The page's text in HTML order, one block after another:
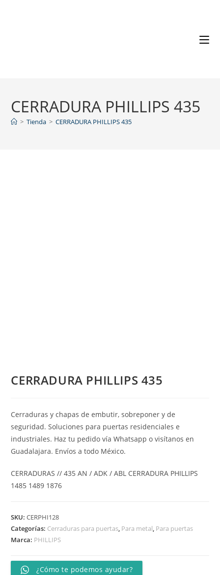
CERRADURA PHILLIPS 435
> Tienda > CERRADURA PHILLIPS 435
CERRADURA PHILLIPS 435
Cerraduras y chapas de embutir, sobreponer y de
seguridad. Soluciones para puertas residenciales e
industriales. Haz tu pedido vía Whatsapp o visítanos en
Guadalajara. Envíos a todo México.
CERRADURAS // 435 AN / ADK / ABL CERRADURA PHILLIPS
1485 1489 1876
SKU:CERPHI128
Categorías: Cerraduras para puertas, Para metal, Para puertas
Marca: PHILLIPS
¿Cómo te podemos ayudar?